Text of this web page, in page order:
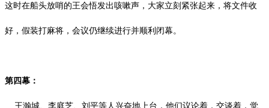
这时在船头放哨的王会悟发出咳嗽声，大家立刻紧张起来，将文件收
好，假装打麻将，会议仍继续进行并顺利闭幕。
第四幕：
王瀚城、李庭芝、刘平等人兴奋地上台，他们议论着，交谈着，觉